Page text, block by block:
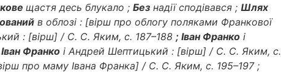
щастя десь блукало ; Без надії сподівався ; Шлях
в облозі : [вірш про облогу поляками Франкової
: [вірш] / С. С. Яким, с. 187–188 ; Іван Франко і
Іван Франко і Андрей Шептицький : [вірш] / С. С. Яким, с.
про маму Івана Франка] / С. С. Яким, с. 195–197 ;